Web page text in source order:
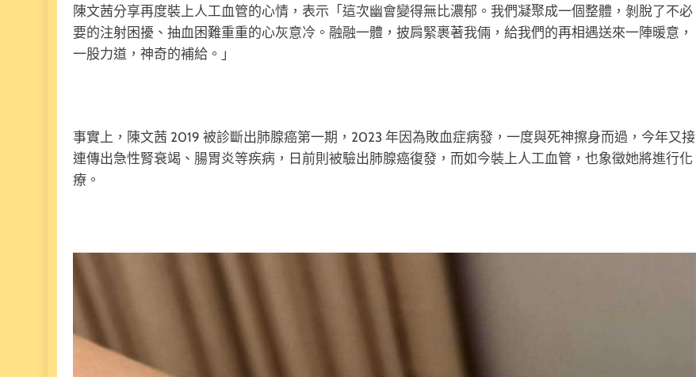
陳文茜分享再度裝上人工血管的心情，表示「這次幽會變得無比濃郁。我們凝聚成一個整體，剝脫了不必
要的注射困擾、抽血困難重重的心灰意冷。融融一體，披肩緊裹著我倆，給我們的再相遇送來一陣暖意，
一股力道，神奇的補給。」
事實上，陳文茜 2019 被診斷出肺腺癌第一期，2023 年因為敗血症病發，一度與死神擦身而過，今年又接
連傳出急性腎衰竭、腸胃炎等疾病，日前則被驗出肺腺癌復發，而如今裝上人工血管，也象徵她將進行化
療。